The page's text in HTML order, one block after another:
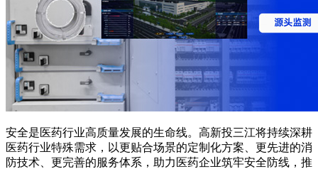
安全是医药行业高质量发展的生命线。高新投三江将持续深耕
医药行业特殊需求，以更贴合场景的定制化方案、更先进的消
防技术、更完善的服务体系，助力医药企业筑牢安全防线，推